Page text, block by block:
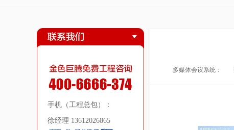
手机（工程总包）：
徐经理 13612026865
多媒体会议系统：